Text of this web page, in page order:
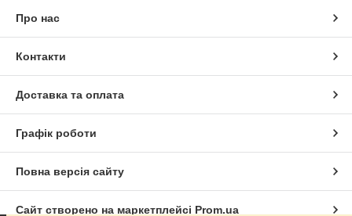
Про нас
Контакти
Доставка та оплата
Графік роботи
Повна версія сайту
Сайт створено на маркетплейсі Prom.ua